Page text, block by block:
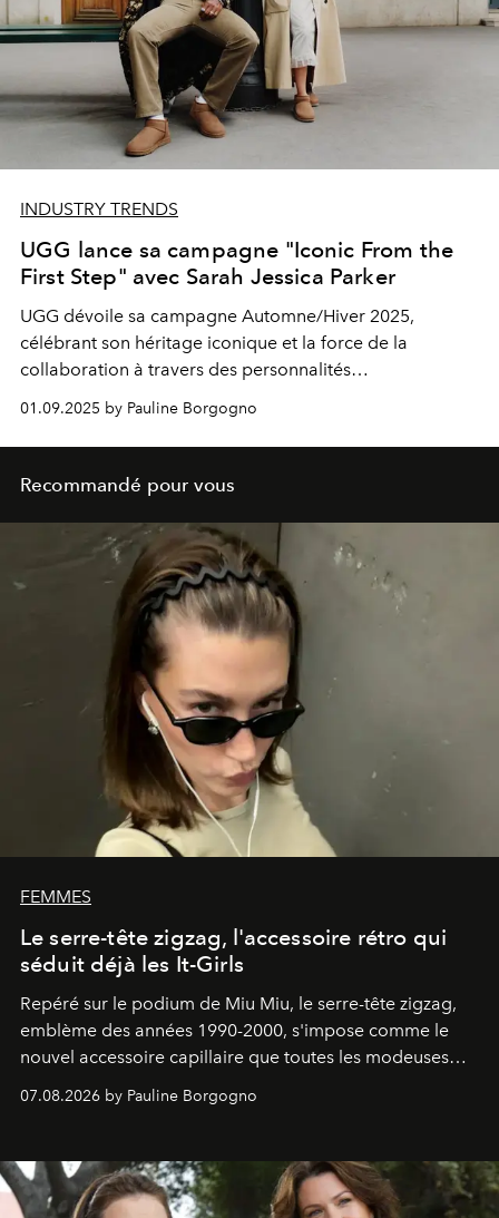
INDUSTRY TRENDS
UGG lance sa campagne "Iconic From the
First Step" avec Sarah Jessica Parker
UGG dévoile sa campagne Automne/Hiver 2025,
célébrant son héritage iconique et la force de la
collaboration à travers des personnalités
01.09.2025 by Pauline Borgogno
Recommandé pour vous
FEMMES
Le serre-tête zigzag, l'accessoire rétro qui
séduit déjà les It-Girls
Repéré sur le podium de Miu Miu, le serre-tête zigzag,
emblème des années 1990-2000, s'impose comme le
nouvel accessoire capillaire que toutes les modeuses
07.08.2026 by Pauline Borgogno